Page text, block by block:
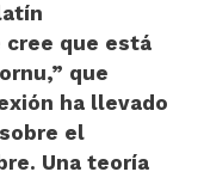
cree que está
que
ha llevado
el
Una teoría